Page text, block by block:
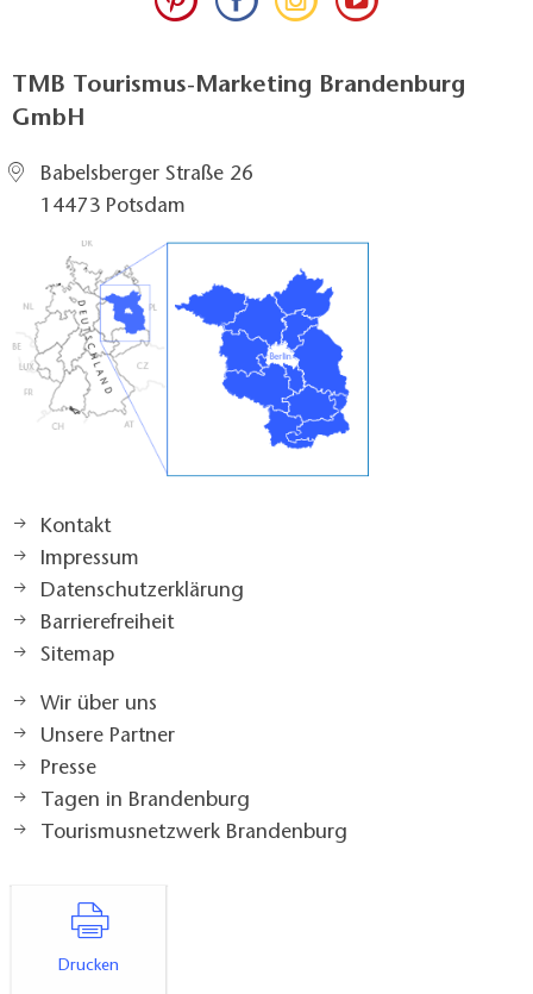
TMB Tourismus-Marketing Brandenburg
GmbH
Babelsberger Straße 26
14473 Potsdam
Kontakt
Impressum
Datenschutzerklärung
Barrierefreiheit
Sitemap
Wir über uns
Unsere Partner
Presse
Tagen in Brandenburg
Tourismusnetzwerk Brandenburg
Drucken